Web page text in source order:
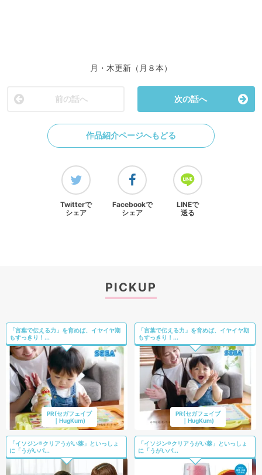
月・木更新（月８本）
前の話へ 次の話へ
作品紹介ページへもどる
Twitterで
シェア
Facebookで
シェア
LINEで
送る
PICKUP
「言葉で伝える力」を育めば、イヤイヤ期
もすっきり！...
PR(セガフェイブ
｜HugKum)
「言葉で伝える力」を育めば、イヤイヤ期
もすっきり！...
PR(セガフェイブ
｜HugKum)
「イソジン®クリアうがい薬」といっしょ
に「うがいパ...
「イソジン®クリアうがい薬」といっしょ
に「うがいパ...